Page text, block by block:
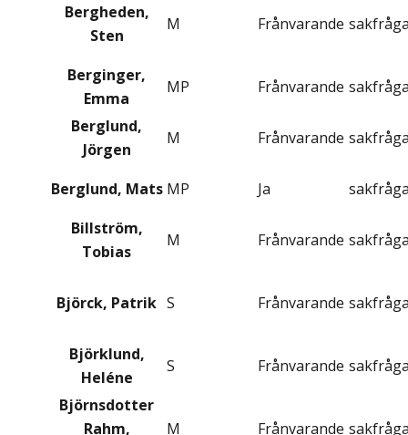
Bergheden,
Sten
M Frånvarande
Berginger,
Emma
MP Frånvarande
Berglund,
Jörgen
M Frånvarande
Berglund, Mats MP Ja
Billström,
Tobias
M Frånvarande
Björck, Patrik S Frånvarande
Björklund,
Heléne
S Frånvarande
Björnsdotter
Rahm,
M Frånvarande